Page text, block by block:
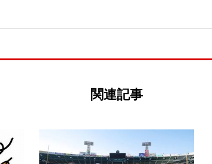
関連記事